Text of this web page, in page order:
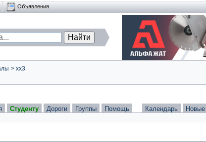
Объявления
> xx3
Студенту Дороги Группы Помощь Календарь